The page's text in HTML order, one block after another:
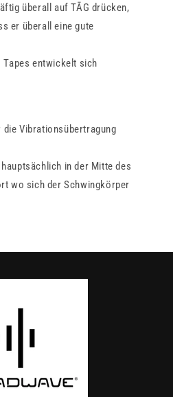
überall auf TĀG drücken,
er überall eine gute
entwickelt sich
Vibrationsübertragung
in der Mitte des
wo sich der Schwingkörper